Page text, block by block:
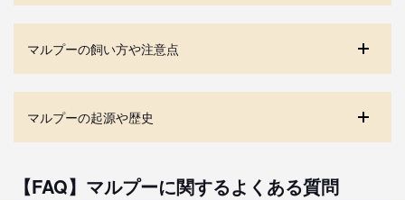
マルプーの飼い方や注意点
マルプーの起源や歴史
【FAQ】マルプーに関するよくある質問